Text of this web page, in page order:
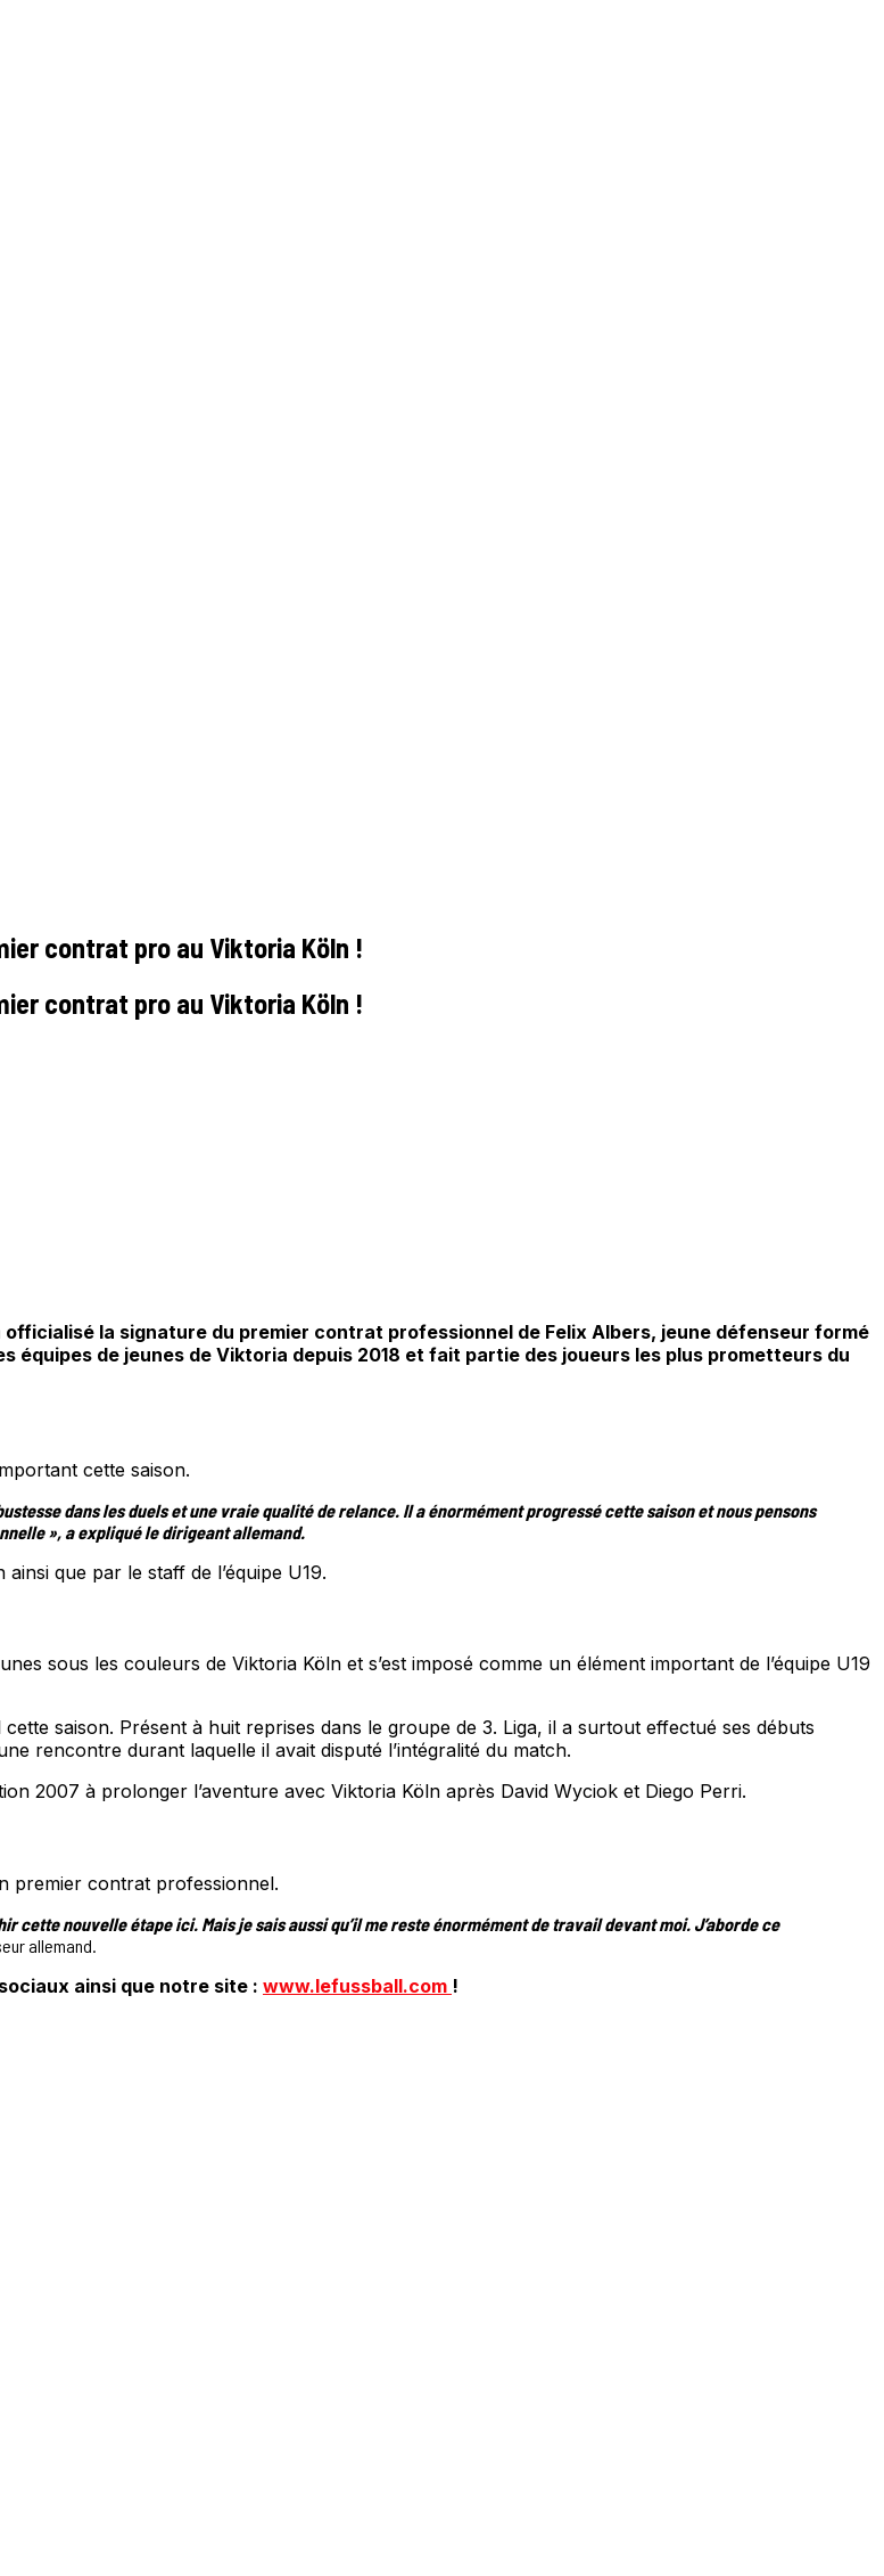
contrat pro au Viktoria Köln !
contrat pro au Viktoria Köln !
la signature du premier contrat professionnel de Felix Albers, jeune défenseur formé
équipes de jeunes de Viktoria depuis 2018 et fait partie des joueurs les plus prometteurs du
cette saison.
dans les duels et une vraie qualité de relance. Il a énormément progressé cette saison et nous pensons
», a expliqué le dirigeant allemand.
que par le staff de l’équipe U19.
sous les couleurs de Viktoria Köln et s’est imposé comme un élément important de l’équipe U19
saison. Présent à huit reprises dans le groupe de 3. Liga, il a surtout effectué ses débuts
rencontre durant laquelle il avait disputé l’intégralité du match.
2007 à prolonger l’aventure avec Viktoria Köln après David Wyciok et Diego Perri.
premier contrat professionnel.
nouvelle étape ici. Mais je sais aussi qu’il me reste énormément de travail devant moi. J’aborde ce
allemand.
ainsi que notre site : www.lefussball.com !